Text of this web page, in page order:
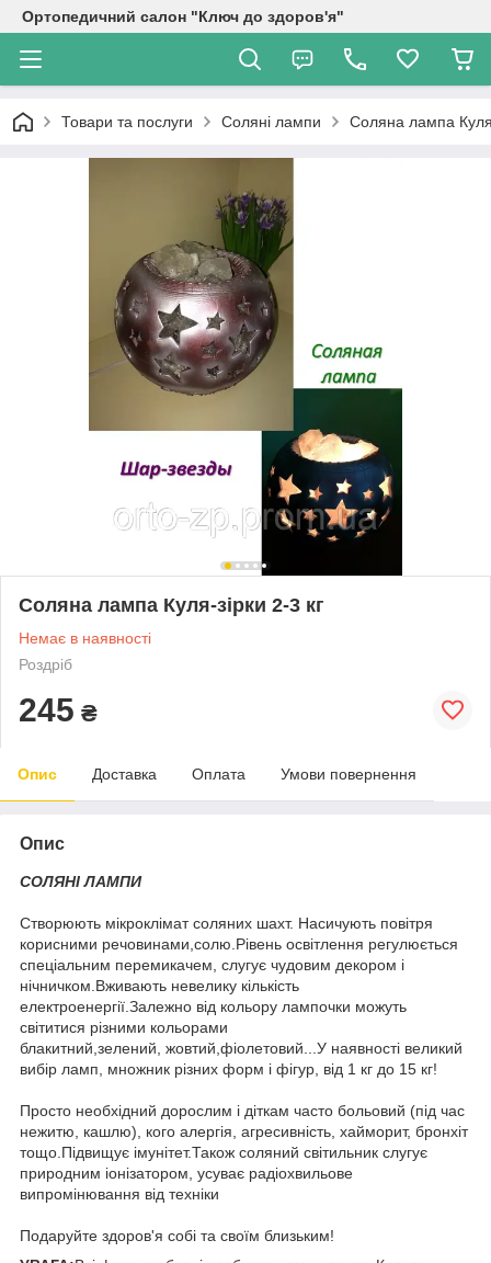
Ортопедичний салон "Ключ до здоров'я"
Товари та послуги Соляні лампи Соляна лампа
Соляна лампа Куля-зірки 2-3 кг
Немає в наявності
Роздріб
245 ₴
Опис Доставка Оплата Умови повернення
Опис
СОЛЯНІ ЛАМПИ
Створюють мікроклімат соляних шахт. Насичують повітря
корисними речовинами,солю.Рівень освітлення регулюється
спеціальним перемикачем, слугує чудовим декором і
нічничком.Вживають невелику кількість
електроенергії.Залежно від кольору лампочки можуть
світитися різними кольорами
блакитний,зелений, жовтий,фіолетовий...У наявності великий
вибір ламп, множник різних форм і фігур, від 1 кг до 15 кг!
Просто необхідний дорослим і діткам часто больовий (під час
нежитю, кашлю), кого алергія, агресивність, хайморит, бронхіт
тощо.Підвищує імунітет.Також соляний світильник слугує
природним іонізатором, усуває радіохвильове
випромінювання від техніки
Подаруйте здоров'я собі та своїм близьким!